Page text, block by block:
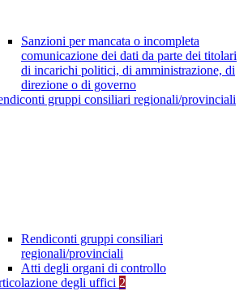
Sanzioni per mancata o incompleta
comunicazione dei dati da parte dei titolari
di incarichi politici, di amministrazione, di
direzione o di governo
gruppi consiliari regionali/provinciali
Rendiconti gruppi consiliari
regionali/provinciali
Atti degli organi di controllo
degli uffici 2